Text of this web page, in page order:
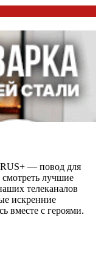
— повод для
смотреть лучшие
телеканалов
искренние
вместе с героями.